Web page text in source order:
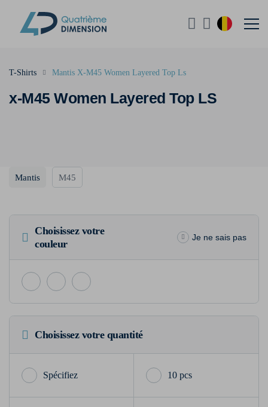
x-M45 Women Layered Top LS
T-Shirts Mantis X-M45 Women Layered Top Ls
Mantis M45
Choisissez votre
couleur
Je ne sais pas
Choisissez votre quantité
10 pcs